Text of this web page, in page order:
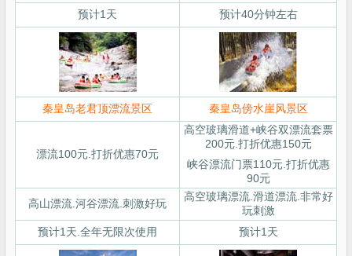
预计1天
预计40分钟左右
秦皇岛老君顶漂流景区 秦皇岛傍水崖风景区
漂流100元.打折优惠70元
高空玻璃滑道+峡谷双漂流套票
200元.打折优惠150元
峡谷漂流门票110元.打折优惠
90元
高山漂流.河谷漂流.刺激好玩
高空玻璃漂流.滑道漂流.非常好
玩刺激
预计1天.全年无限次使用
预计1天